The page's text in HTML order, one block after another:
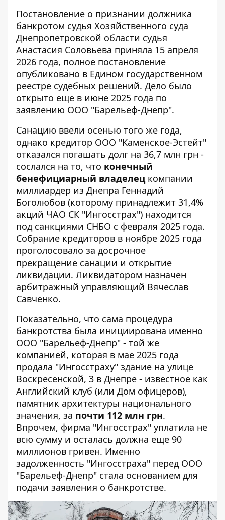
Постановление о признании должника
банкротом судья Хозяйственного суда
Днепропетровской области судья
Анастасия Соловьева приняла 15 апреля
2026 года, полное постановление
опубликовано в Едином государственном
реестре судебных решений. Дело было
открыто еще в июне 2025 года по
заявлению ООО "Барельеф-Днепр".
Санацию ввели осенью того же года,
однако кредитор ООО "Каменское-Эстейт"
отказался погашать долг на 36,7 млн ​​грн -
сослался на то, что конечный
бенефициарный владелецкомпании
миллиардер из Днепра Геннадий
Боголюбов (которому принадлежит 31,4%
акций ЧАО СК "Ингосстрах") находится
под санкциями СНБО с февраля 2025 года.
Собрание кредиторов в ноябре 2025 года
проголосовало за досрочное
прекращение санации и открытие
ликвидации. Ликвидатором назначен
арбитражный управляющий Вячеслав
Савченко.
Показательно, что сама процедура
банкротства была инициирована именно
ООО "Барельеф-Днепр" - той же
компанией, которая в мае 2025 года
продала "Ингосстраху" здание на улице
Воскресенской, 3 в Днепре - известное как
Английский клуб (или Дом офицеров),
памятник архитектуры национального
значения, за почти 112 млн грн.
Впрочем, фирма "Ингосстрах" уплатила не
всю сумму и осталась должна еще 90
миллионов гривен. Именно
задолженность "Ингосстраха" перед ООО
"Барельеф-Днепр" стала основанием для
подачи заявления о банкротстве.